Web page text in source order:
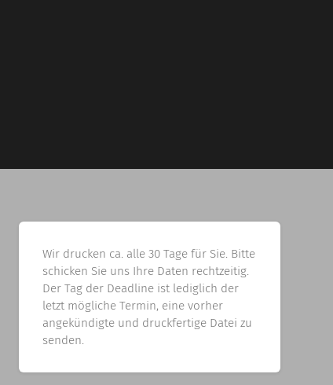
Wir drucken ca. alle 30 Tage für Sie. Bitte
schicken Sie uns Ihre Daten rechtzeitig.
Der Tag der Deadline ist lediglich der
letzt mögliche Termin, eine vorher
angekündigte und druckfertige Datei zu
senden.